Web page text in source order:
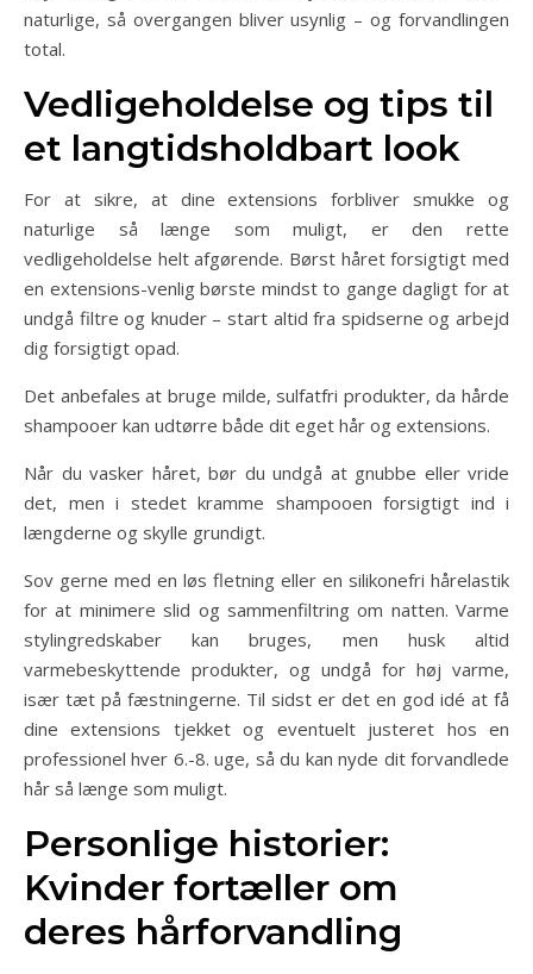
naturlige, så overgangen bliver usynlig – og forvandlingen
total.
Vedligeholdelse og tips til
et langtidsholdbart look
For at sikre, at dine extensions forbliver smukke og
naturlige så længe som muligt, er den rette
vedligeholdelse helt afgørende. Børst håret forsigtigt med
en extensions-venlig børste mindst to gange dagligt for at
undgå filtre og knuder – start altid fra spidserne og arbejd
dig forsigtigt opad.
Det anbefales at bruge milde, sulfatfri produkter, da hårde
shampooer kan udtørre både dit eget hår og extensions.
Når du vasker håret, bør du undgå at gnubbe eller vride
det, men i stedet kramme shampooen forsigtigt ind i
længderne og skylle grundigt.
Sov gerne med en løs fletning eller en silikonefri hårelastik
for at minimere slid og sammenfiltring om natten. Varme
stylingredskaber kan bruges, men husk altid
varmebeskyttende produkter, og undgå for høj varme,
især tæt på fæstningerne. Til sidst er det en god idé at få
dine extensions tjekket og eventuelt justeret hos en
professionel hver 6.-8. uge, så du kan nyde dit forvandlede
hår så længe som muligt.
Personlige historier:
Kvinder fortæller om
deres hårforvandling